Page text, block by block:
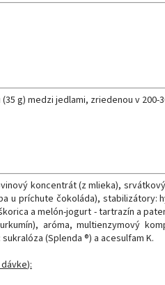
(35 g) medzi jedlami, zriedenou v 200-
koncentrát(z mlieka), srvátkový
u príchute čokoláda), stabilizátory:
a melón-jogurt -tartrazín a
), aróma, multienzymový
sukralóza (Splenda ®) a acesulfam K.
):